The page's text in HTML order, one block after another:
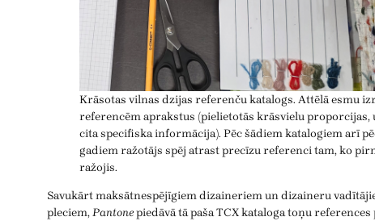
Krāsotas vilnas dzijas referenču katalogs. Attēlā esmu
referencēm aprakstus (pielietotās krāsvielu proporcijas,
cita specifiska informācija). Pēc šādiem katalogiem arī
gadiem ražotājs spēj atrast precīzu referenci tam, ko
ražojis.
Savukārt maksātnespējīgiem dizaineriem un dizaineru
pleciem,Pantonepiedāvā tā paša TCX kataloga toņu